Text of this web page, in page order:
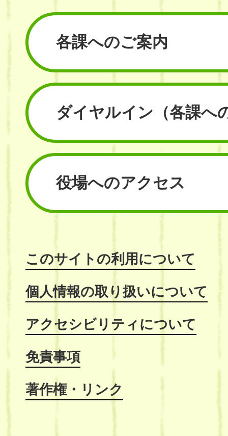
各課へのご案内
ダイヤルイン （各課へ
役場へのアクセス
このサイトの利用について
個人情報の取り扱いについて
アクセシビリティについて
免責事項
著作権・リンク